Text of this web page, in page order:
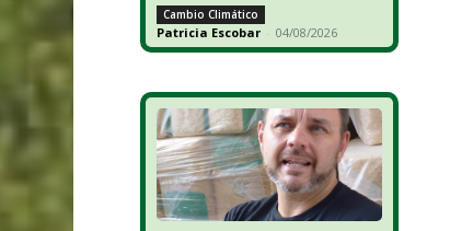
Cambio Climático
Patricia Escobar - 04/08/2026